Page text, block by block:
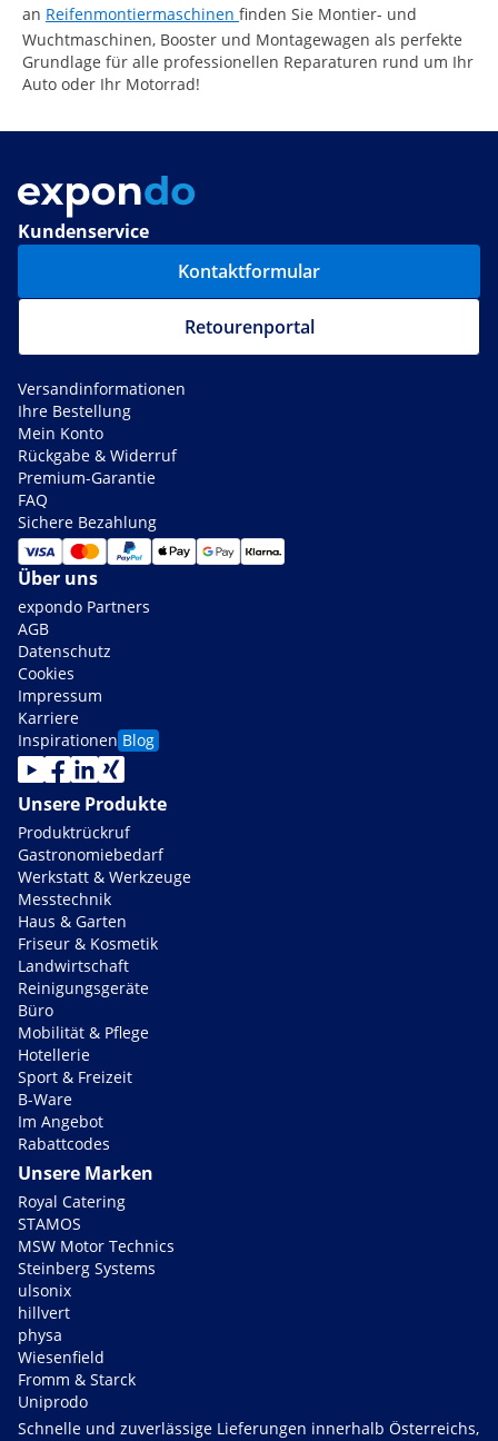
an Reifenmontiermaschinen finden Sie Montier- und
Wuchtmaschinen, Booster und Montagewagen als perfekte
Grundlage für alle professionellen Reparaturen rund um Ihr
Auto oder Ihr Motorrad!
Kundenservice
Kontaktformular
Retourenportal
Versandinformationen
Ihre Bestellung
Mein Konto
Rückgabe & Widerruf
Premium-Garantie
FAQ
Sichere Bezahlung
Über uns
expondo Partners
AGB
Datenschutz
Cookies
Impressum
Karriere
Inspirationen Blog
Unsere Produkte
Produktrückruf
Gastronomiebedarf
Werkstatt & Werkzeuge
Messtechnik
Haus & Garten
Friseur & Kosmetik
Landwirtschaft
Reinigungsgeräte
Büro
Mobilität & Pflege
Hotellerie
Sport & Freizeit
B-Ware
Im Angebot
Rabattcodes
Unsere Marken
Royal Catering
STAMOS
MSW Motor Technics
Steinberg Systems
ulsonix
hillvert
physa
Wiesenfield
Fromm & Starck
Uniprodo
Schnelle und zuverlässige Lieferungen innerhalb Österreichs,